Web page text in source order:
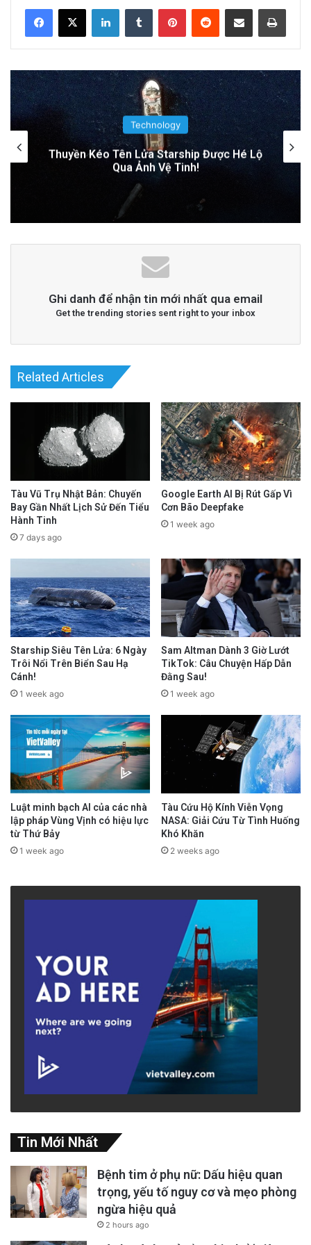
Nguyên Nhân Gây Nổ Tên Lửa Trên Bệ
PGS.TS Hà Đình Đức: Di sản và Hành trình
Cuộc đời của Nhà Khoa học Xuất sắc
2 days ago
Read More
advertisement
LinkedInTumblr PinterestReddit Share via Email Print
Technology
Tên lửa SpaceX chuẩn bị va chạm với Mặt
Trăng: Cú sốc vũ trụ sắp xảy ra!
Ghi danh để nhận tin mới nhất qua email
Get the trending stories sent right to your inbox
Related Articles
Tàu Vũ Trụ Nhật Bản: Chuyến
Bay Gần Nhất Lịch Sử Đến Tiểu
Hành Tinh
7 days ago
Google Earth AI Bị Rút Gấp Vì
Cơn Bão Deepfake
1 week ago
Starship Siêu Tên Lửa: 6 Ngày
Trôi Nổi Trên Biển Sau Hạ
Cánh!
1 week ago
Sam Altman Dành 3 Giờ Lướt
TikTok: Câu Chuyện Hấp Dẫn
Đằng Sau!
1 week ago
Luật minh bạch AI của các nhà
lập pháp Vùng Vịnh có hiệu lực
từ Thứ Bảy
1 week ago
Tàu Cứu Hộ Kính Viễn Vọng
NASA: Giải Cứu Từ Tình Huống
Khó Khăn
2 weeks ago
Tin Mới Nhất
Bệnh tim ở phụ nữ: Dấu hiệu quan
trọng, yếu tố nguy cơ và mẹo phòng
ngừa hiệu quả
2 hours ago